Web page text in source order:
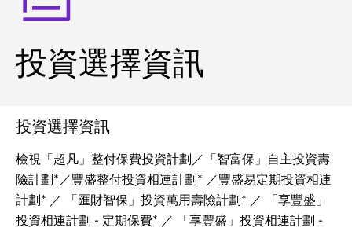
投資選擇資訊
投資選擇資訊
檢視「超凡」整付保費投資計劃／「智富保」自主投資壽
險計劃*／豐盛整付投資相連計劃* ／豐盛易定期投資相連
計劃* ／ 「匯財智保」投資萬用壽險計劃* ／ 「享豐盛」
投資相連計劃 - 定期保費* ／ 「享豐盛」投資相連計劃 -